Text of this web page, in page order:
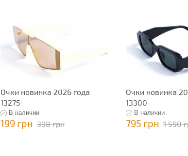
Очки новинка 2026 года
13275
В наличии
199 грн 398 грн
Очки новинка
13300
В наличии
795 грн 1 590